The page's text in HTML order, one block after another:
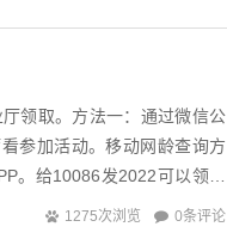
领取。方法一：通过微信公
参加活动。移动网龄查询方
。给10086发2022可以领流
1275次浏览 0条评论